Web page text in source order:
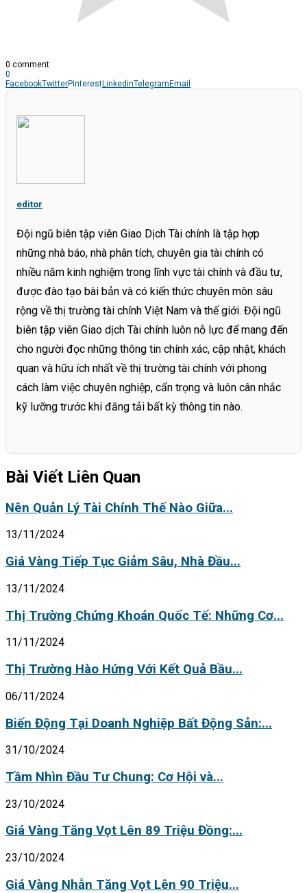
0 comment
0
FacebookTwitterPinterestLinkedinTelegramEmail
editor
Đội ngũ biên tập viên Giao Dịch Tài chính là tập hợp
những nhà báo, nhà phân tích, chuyên gia tài chính có
nhiều năm kinh nghiệm trong lĩnh vực tài chính và đầu tư,
được đào tạo bài bản và có kiến thức chuyên môn sâu
rộng về thị trường tài chính Việt Nam và thế giới. Đội ngũ
biên tập viên Giao dịch Tài chính luôn nỗ lực để mang đến
cho người đọc những thông tin chính xác, cập nhật, khách
quan và hữu ích nhất về thị trường tài chính với phong
cách làm việc chuyên nghiệp, cẩn trọng và luôn cân nhắc
kỹ lưỡng trước khi đăng tải bất kỳ thông tin nào.
Bài Viết Liên Quan
Nên Quản Lý Tài Chính Thế Nào Giữa...
13/11/2024
Giá Vàng Tiếp Tục Giảm Sâu, Nhà Đầu...
13/11/2024
Thị Trường Chứng Khoán Quốc Tế: Những Cơ...
11/11/2024
Thị Trường Hào Hứng Với Kết Quả Bầu...
06/11/2024
Biến Động Tại Doanh Nghiệp Bất Động Sản:...
31/10/2024
Tầm Nhìn Đầu Tư Chung: Cơ Hội và...
23/10/2024
Giá Vàng Tăng Vọt Lên 89 Triệu Đồng:...
23/10/2024
Giá Vàng Nhẫn Tăng Vọt Lên 90 Triệu...